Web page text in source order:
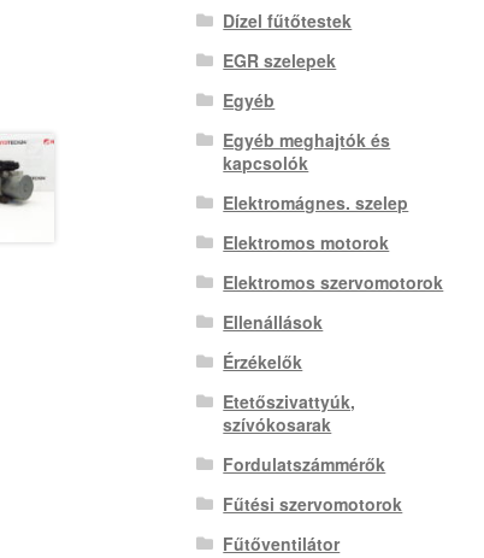
Dízel fűtőtestek
EGR szelepek
Egyéb
Egyéb meghajtók és
kapcsolók
Elektromágnes. szelep
Elektromos motorok
Elektromos szervomotorok
Ellenállások
Érzékelők
Etetőszivattyúk,
szívókosarak
Fordulatszámmérők
Fűtési szervomotorok
Fűtőventilátor